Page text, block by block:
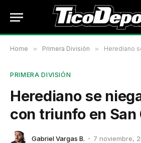
Home » Primera División » Herediano se
PRIMERA DIVISIÓN
Herediano se
con triunfo en San
Gabriel Vargas B. 7 noviembre,